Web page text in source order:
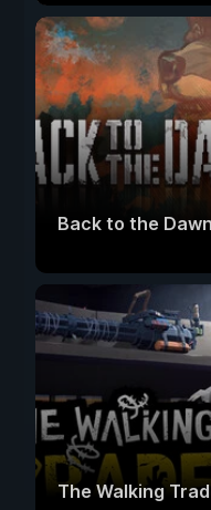
Back to the Dawn
The Walking